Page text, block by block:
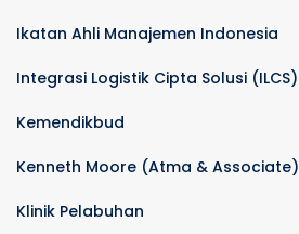
Ikatan Ahli Manajemen Indonesia
Integrasi Logistik Cipta Solusi (ILCS)
Kemendikbud
Kenneth Moore (Atma & Associate)
Klinik Pelabuhan